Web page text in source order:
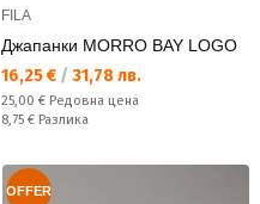
FILA
Джапанки MORRO BAY LOGO
Текуща цена:
16,25 € / 31,78 лв.
Редовна цена:
25,00 € Редовна цена
Спестявате:
8,75 € Разлика
OFFER